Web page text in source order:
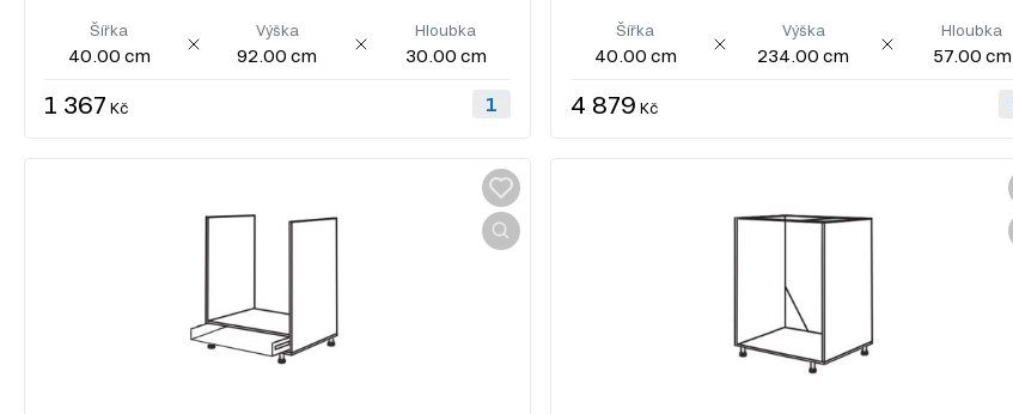
Šířka
40.00 cm
Výška
92.00 cm
Hloubka
30.00 cm
1 367 Kč
Šířka
40.00 cm
Výška
234.00 cm
Hloubka
57.00 cm
4 879 Kč